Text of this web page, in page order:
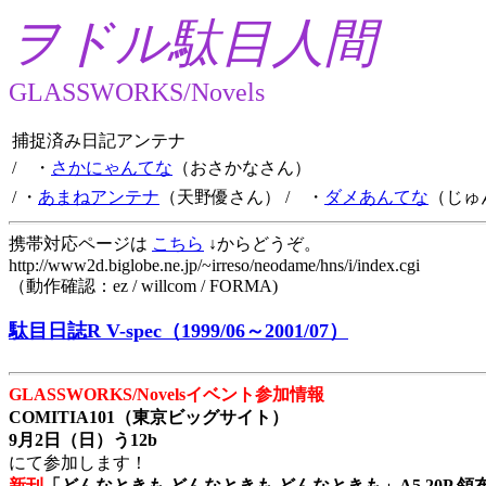
ヲドル駄目人間
GLASSWORKS/Novels
捕捉済み日記アンテナ
/ ・ さかにゃんてな （おさかなさん）
/ ・ あまねアンテナ （天野優さん） / ・ ダメあんてな （じ
携帯対応ページは こちら ↓からどうぞ。
http://www2d.biglobe.ne.jp/~irreso/neodame/hns/i/index.cgi
（動作確認：ez / willcom / FORMA)
駄目日誌R V-spec（1999/06～2001/07）
GLASSWORKS/Novelsイベント参加情報
COMITIA101（東京ビッグサイト）
9月2日（日）う12b
にて参加します！